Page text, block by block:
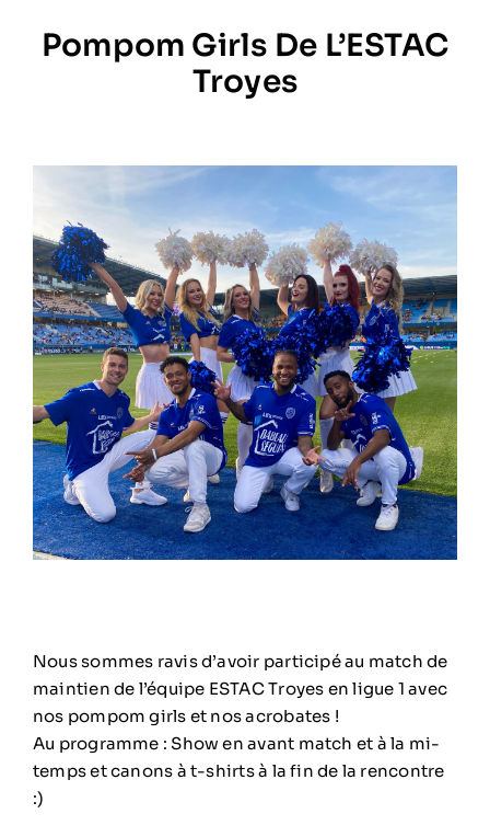
Prestations
Galerie
Formation
Contact
Pompom Girls De L’ESTAC
Troyes
Nous sommes ravis d’avoir participé au match de
maintien de l’équipe ESTAC Troyes en ligue 1 avec
nos pompom girls et nos acrobates !
Au programme : Show en avant match et à la mi-
temps et canons à t-shirts à la fin de la rencontre
:)